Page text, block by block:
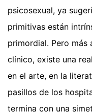
psicosexual, ya
primitivas están
primordial. Pero más
clínico, existe una
en el arte, en la
pasillos de los
termina con una